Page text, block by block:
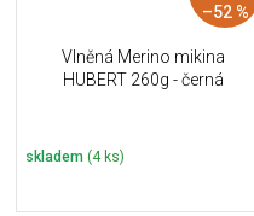
–52 %
Vlněná Merino mikina
HUBERT 260g - černá
skladem (4 ks)